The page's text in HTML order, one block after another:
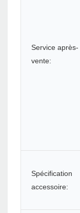
Service après-
vente:
Spécification
accessoire: